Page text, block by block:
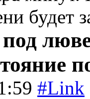
будет
#Link